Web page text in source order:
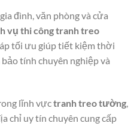
đình, văn phòng và cửa
vụ thi công tranh treo
tối ưu giúp tiết kiệm thời
tính chuyên nghiệp và
lĩnh vựctranh treo tường,
chỉ uy tín chuyên cung cấp